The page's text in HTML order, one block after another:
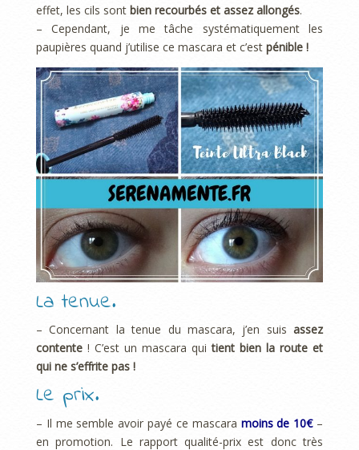
effet, les cils sont bien recourbés et assez allongés.
– Cependant, je me tâche systématiquement les
paupières quand j’utilise ce mascara et c’est pénible !
La tenue.
– Concernant la tenue du mascara, j’en suis assez
contente ! C’est un mascara quitient bien la route et
qui ne s’effrite pas !
Le prix.
– Il me semble avoir payé ce mascara moins de 10€–
en promotion. Le rapport qualité-prix est donc très